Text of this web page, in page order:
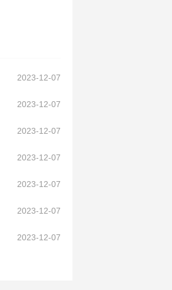
2023-12-07
2023-12-07
2023-12-07
2023-12-07
2023-12-07
2023-12-07
2023-12-07